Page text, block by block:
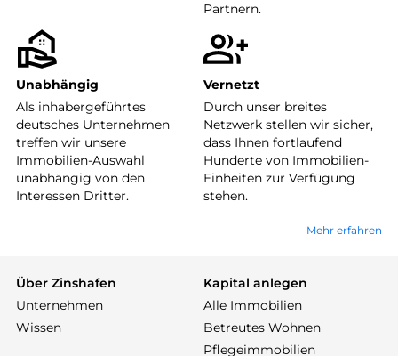
Partnern.
Unabhängig
Als inhabergeführtes
deutsches Unternehmen
treffen wir unsere
Immobilien-Auswahl
unabhängig von den
Interessen Dritter.
Vernetzt
Durch unser breites
Netzwerk stellen wir sicher,
dass Ihnen fortlaufend
Hunderte von Immobilien-
Einheiten zur Verfügung
stehen.
Mehr erfahren
Über Zinshafen
Unternehmen
Wissen
Kapital anlegen
Alle Immobilien
Betreutes Wohnen
Pflegeimmobilien